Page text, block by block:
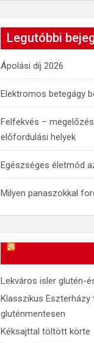
a
h
Legutóbbi
Ápolási díj 2026
Elektromos betegágy
Felfekvés –
előfordulási helyek
Egészséges életmód
Milyen panaszokkal
Lekváros isler glutén-
Klasszikus Eszterházy
gluténmentesen
Kéksajttal töltött körte